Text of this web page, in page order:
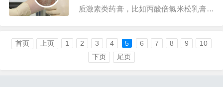
质激素类药膏，比如丙酸倍氯米松乳膏，
维生素D3类似物，免疫抑制剂等，建议
到在医师指导用药。2、牛皮癣止痒方法
之一，选用不含激素的止痒药膏，能有效
首页 上页 1 2 3 4 5 6 7 8 9
10
下页
尾页